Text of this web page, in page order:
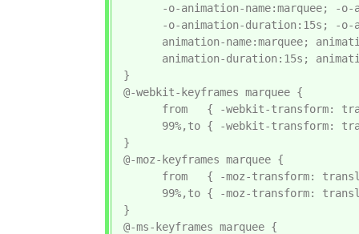
-o-animation-name:marquee; -
-o-animation-duration:15s; -
animation-name:marquee;
animation-duration:15s;
}
@-webkit-keyframes marquee {
from   { -webkit-transform:
99%,to { -webkit-transform:
}
@-moz-keyframes marquee {
from   { -moz-transform:
99%,to { -moz-transform:
}
@-ms-keyframes marquee {